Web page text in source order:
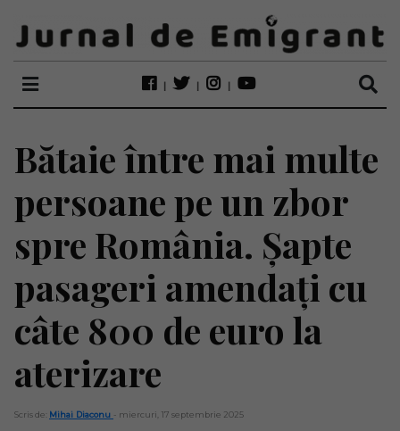
Bătaie între mai multe
persoane pe un zbor
spre România. Șapte
pasageri amendați cu
câte 800 de euro la
aterizare
Scris de: Mihai Diaconu - miercuri, 17 septembrie 2025